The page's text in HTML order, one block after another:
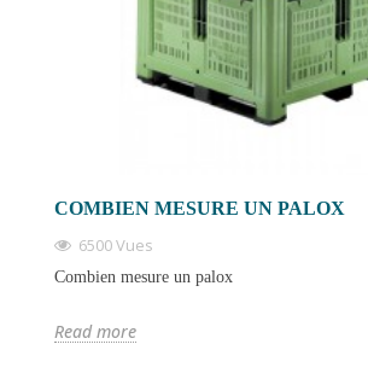
COMBIEN MESURE UN PALOX
6500 Vues
Combien mesure un palox
Read more